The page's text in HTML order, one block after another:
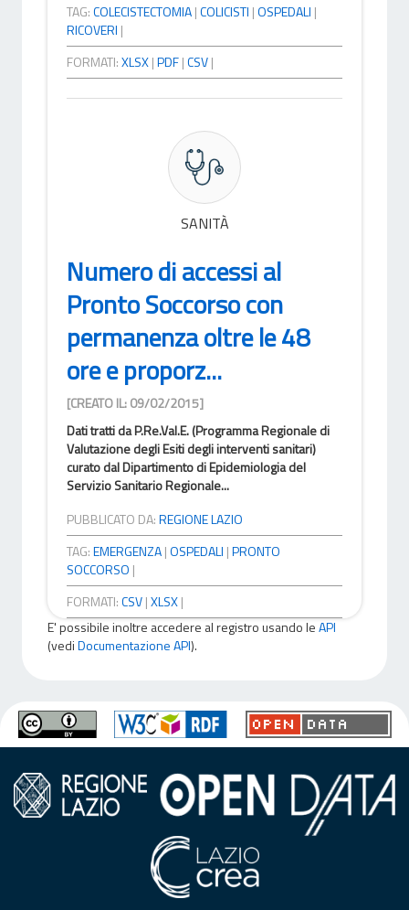
TAG:COLECISTECTOMIA|COLICISTI |OSPEDALI |
RICOVERI |
FORMATI:XLSX|PDF|CSV|
SANITÀ
Numero di accessi al
Pronto Soccorso con
permanenza oltre le 48
ore e proporz...
[CREATO IL: 09/02/2015]
Dati tratti da P.Re.Val.E. (Programma Regionale di
Valutazione degli Esiti degli interventi sanitari)
curato dal Dipartimento di Epidemiologia del
Servizio Sanitario Regionale...
PUBBLICATO DA:REGIONE LAZIO
TAG:EMERGENZA|OSPEDALI |PRONTO
SOCCORSO |
FORMATI:CSV|XLSX|
E' possibile inoltre accedere al registro usando leAPI
(vediDocumentazione API).